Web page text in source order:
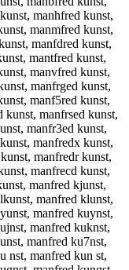
manhfred kunst,
manmfred kunst,
manfdred kunst,
mantfred kunst,
manvfred kunst,
manfrged kunst,
manf5red kunst,
manfrsed kunst,
manfr3ed kunst,
manfredx kunst,
manfredr kunst,
manfrecd kunst,
manfred kjunst,
manfred klunst,
manfred kuynst,
manfred kuknst,
manfred ku7nst,
nst, manfred kun st,